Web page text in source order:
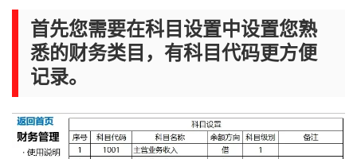
首先您需要在科目设置中设置您熟
悉的财务类目，有科目代码更方便
记录。